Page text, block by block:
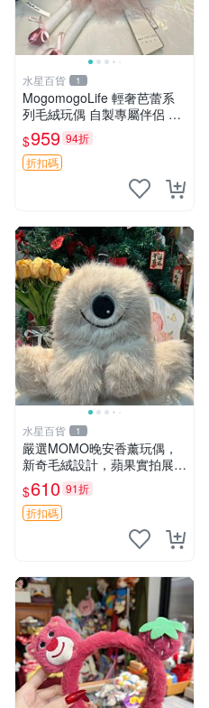
水星百貨 1
MogomogoLife 輕奢芭蕾系
列毛絨玩偶 自製專屬伴侶 帶
標牌全新成色 芭蕾系列 毛絨
玩偶 安撫玩具 新款上架
$959 94折
折扣碼
水星百貨 1
嚴選MOMO晚安香薰玩偶，
新奇毛絨設計，蘋果實拍展
示，成色極佳 晚安香薰 馮娃
娃 毛絨玩偶
$610 91折
折扣碼